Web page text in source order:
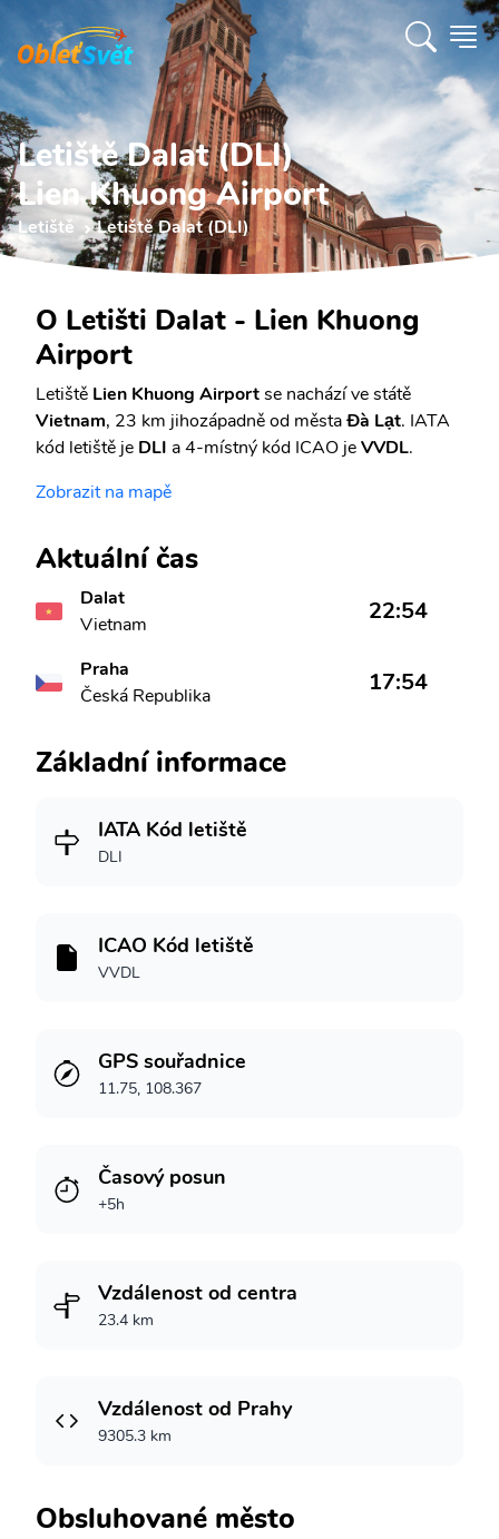
Letiště Dalat (DLI)
Lien Khuong Airport
Letiště Letiště Dalat (DLI)
O Letišti Dalat - Lien Khuong
Airport
Letiště Lien Khuong Airportse nachází ve státě
Vietnam, 23 km jihozápadně od městaĐà Lạt. IATA
kód letiště je DLI a 4-místný kód ICAO jeVVDL.
Zobrazit na mapě
Aktuální čas
Dalat
Vietnam
22:54
Praha
Česká Republika
17:54
Základní informace
IATA Kód letiště
DLI
ICAO Kód letiště
VVDL
GPS souřadnice
11.75, 108.367
Časový posun
+5h
Vzdálenost od centra
23.4 km
Vzdálenost od Prahy
9305.3 km
Obsluhované město